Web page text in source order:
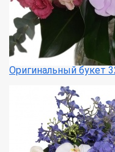
Оригинальный букет